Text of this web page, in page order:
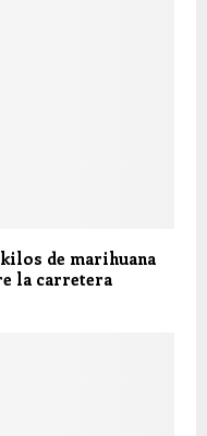
de marihuana
la carretera